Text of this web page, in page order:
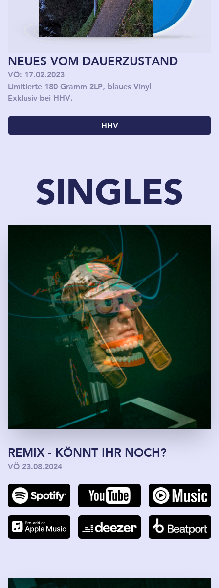
NEUES VOM DAUERZUSTAND
VÖ: 17.02.2023
Limitierte 180 Gramm 2LP, blaues Vinyl
Exklusiv bei HHV.
HHV
SINGLES
REMIX - KÖNNT IHR NOCH?
VÖ 23.08.2024